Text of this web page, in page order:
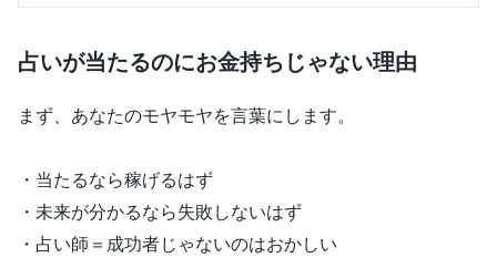
占いが当たるのにお金持ちじゃない理由
まず、あなたのモヤモヤを言葉にします。
・当たるなら稼げるはず
・未来が分かるなら失敗しないはず
・占い師＝成功者じゃないのはおかしい